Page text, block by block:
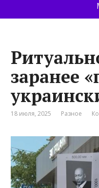
заранее
18 июля, 2025 Разное